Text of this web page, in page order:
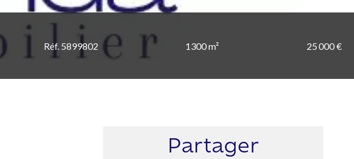
Réf. 5899802 1300 m² 25 000 €
Partager